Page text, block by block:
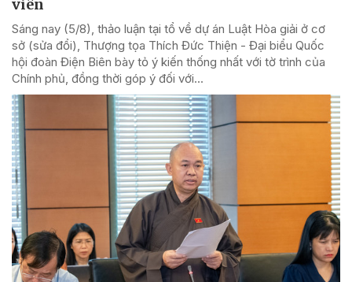
viên
Sáng nay (5/8), thảo luận tại tổ về dự án Luật Hòa giải ở cơ
sở (sửa đổi), Thượng tọa Thích Đức Thiện - Đại biểu Quốc
hội đoàn Điện Biên bày tỏ ý kiến thống nhất với tờ trình của
Chính phủ, đồng thời góp ý đối với...